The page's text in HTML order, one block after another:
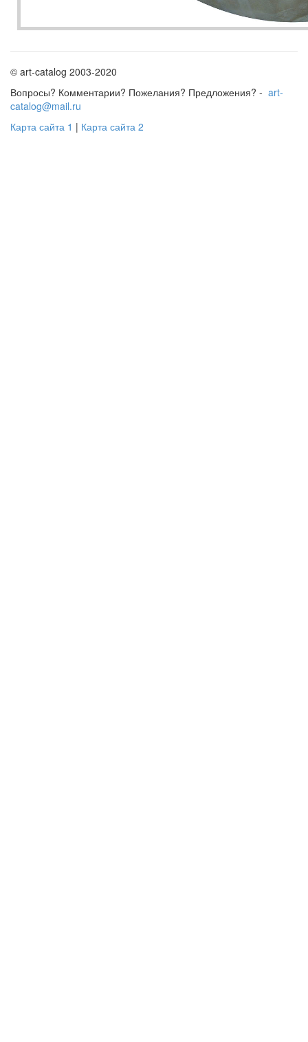
© art-catalog 2003-2020
Вопросы? Комментарии? Пожелания? Предложения? - art-
catalog@mail.ru
Карта сайта 1 | Карта сайта 2